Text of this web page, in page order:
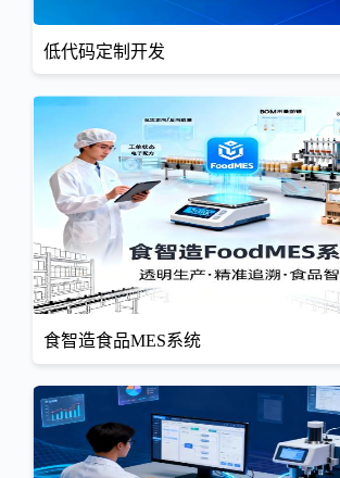
低代码定制开发
食智造食品MES系统